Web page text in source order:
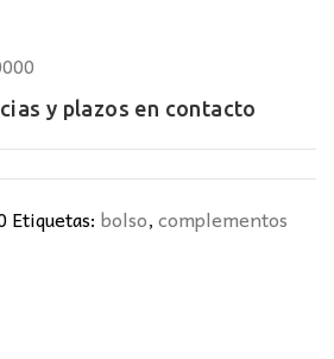
y plazos en contacto
Etiquetas: bolso,complementos